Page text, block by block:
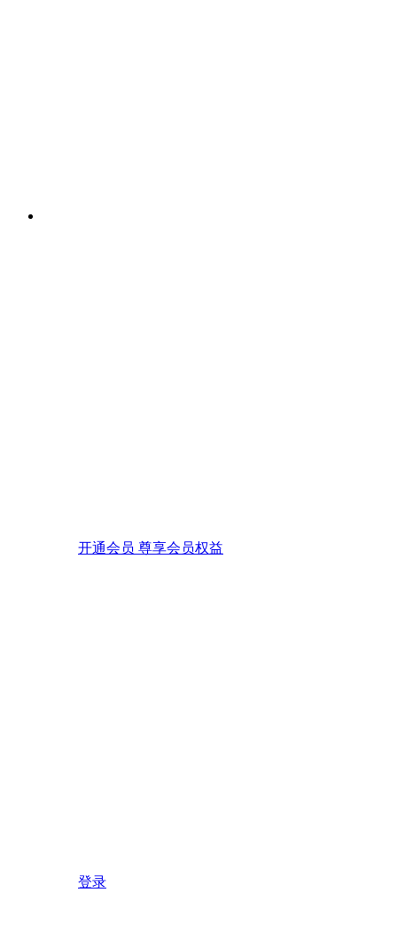
开通会员 尊享会员权益
登录